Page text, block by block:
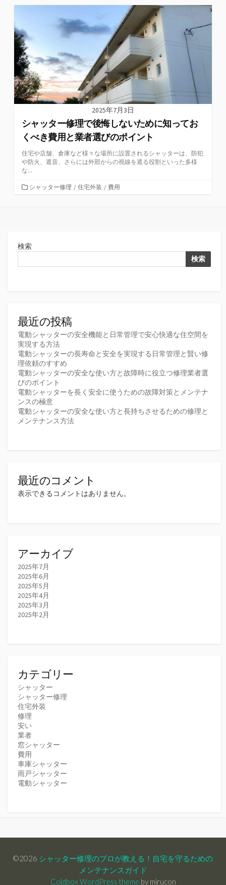
ゴ
2025年7月3日
シャッター修理で後悔しないために知ってお
くべき費用と業者選びのポイント
住宅や店舗、倉庫など様々な場所に設置されるシャッターは、防犯
や防火、遮音、さらには外部からの視線を遮る役割といった多様
な...
カシャッター修理 / 住宅外装 / 費用
検索
検索
最近の投稿
電動シャッターの安全機能と日常管理で安心快適な住空間を
実現する方法
電動シャッターの長寿命と安全を実現する日常管理と賢い修
理依頼のすすめ
電動シャッターの安全な使い方と故障時に役立つ修理業者選
びのポイント
電動シャッターを長く安全に使うための故障対策とメンテナ
ンスの極意
電動シャッターの安全な使い方と長持ちさせるための修理と
メンテナンス方法
最近のコメント
表示できるコメントはありません。
アーカイブ
2025年7月
2025年6月
2025年5月
2025年4月
2025年3月
2025年2月
カテゴリー
シャッター
シャッター修理
住宅外装
修理
安い
業者
窓シャッター
費用
車庫シャッター
雨戸シャッター
電動シャッター
©2026 シャッター修理のプロが教える！自宅を守るための
メンテナンスガイド
Coldbox WordPress theme by mirucon